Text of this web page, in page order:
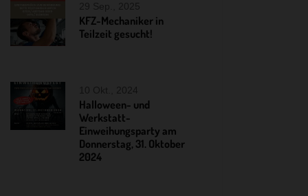
KFZ-Mechaniker in
Teilzeit gesucht!
Halloween- und
Werkstatt-
Einweihungsparty am
Donnerstag, 31. Oktober
2024